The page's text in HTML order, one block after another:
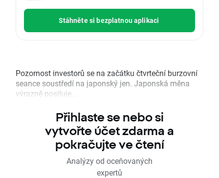
Stáhněte si bezplatnou aplikaci
Pozornost investorů se na začátku čtvrteční burzovní
seance soustředí na japonský jen. Japonská měna
výrazně posiluje...
Přihlaste se nebo si
vytvořte účet zdarma a
pokračujte ve čtení
Analýzy od oceňovaných
expertů